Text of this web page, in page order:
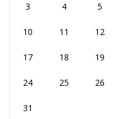
3 4 5
10 11 12
17 18 19
24 25 26
31